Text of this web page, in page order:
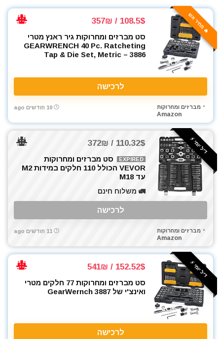
אקדח מרק (נקניקים) ידני
אקדח ניטים
אקדח סיכות ידני
אקדח סיליקון חשמלי
אקדח סיליקון ידני
אקדחי חום
אקדחי סיליקון ונקניקים
ארגז כלים מזווד
ארגזי כלים
בגדי עבודה
בוקסות
בוקסות הינע 1/2"
בוקסות הינע 1/4"
בוקסות הינע 3/4"
ביגוד והנעלה לעבודה
ביטים
ביטים, מקדחים ובוקסות
גוזם גדר חיה
גנרטורים ותחנות כח
דיבלים וברגים
חומרי הדבקה ואיטום
חומרי ניקוי
חרמש
🔥 מחיר אש 108.5$ / 357₪
סט מברזים ומחרוקות גיר ראנץ מטרי
GEARWRENCH 40 Pc. Ratcheting
Tap & Die Set, Metric – 3886
לרכישה
מברזים ומחרוקות
Amazon
10 חודשים ago
דיל יומי ⚡️ 110.32$ / 372₪
EXPIRED
סט מברזים ומחרוקות
VEVOR הכולל 110 חלקים במידות M2
עד M18
🚛 משלוח חינם
לרכישה
מברזים ומחרוקות
Amazon
11 חודשים ago
דיל יומי ⚡️ 152.52$ / 541₪
סט מברזים ומחרוקות 77 חלקים מטרי
ואינצ'י של GearWernch 3887
לרכישה